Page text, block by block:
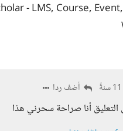
- LMS, Course,
أضف ردا
أنا صراحة سحرني هذا